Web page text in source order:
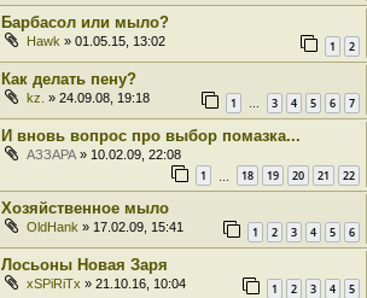
Барбасол или мыло?
Hawk » 01.05.15, 13:02 1 2
Как делать пену?
kz. » 24.09.08, 19:18 1 … 3 4 5 6 7
И вновь вопрос про выбор помазка...
АЗЗАРА » 10.02.09, 22:08
1 18 19 20 21 22
Хозяйственное мыло
OldHank » 17.02.09, 15:41 1 2 3 4 5 6
Лосьоны Новая Заря
xSPiRiTx » 21.10.16, 10:04 1 2 3 4 5